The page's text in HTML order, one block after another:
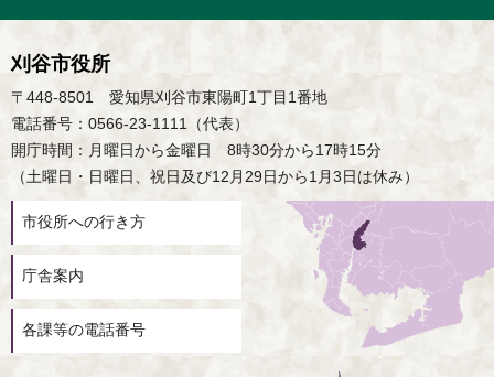
刈谷市役所
〒448-8501 愛知県刈谷市東陽町1丁目1番地
電話番号：0566-23-1111（代表）
開庁時間：月曜日から金曜日 8時30分から17時15分
（土曜日・日曜日、祝日及び12月29日から1月3日は休み）
市役所への行き方
庁舎案内
各課等の電話番号